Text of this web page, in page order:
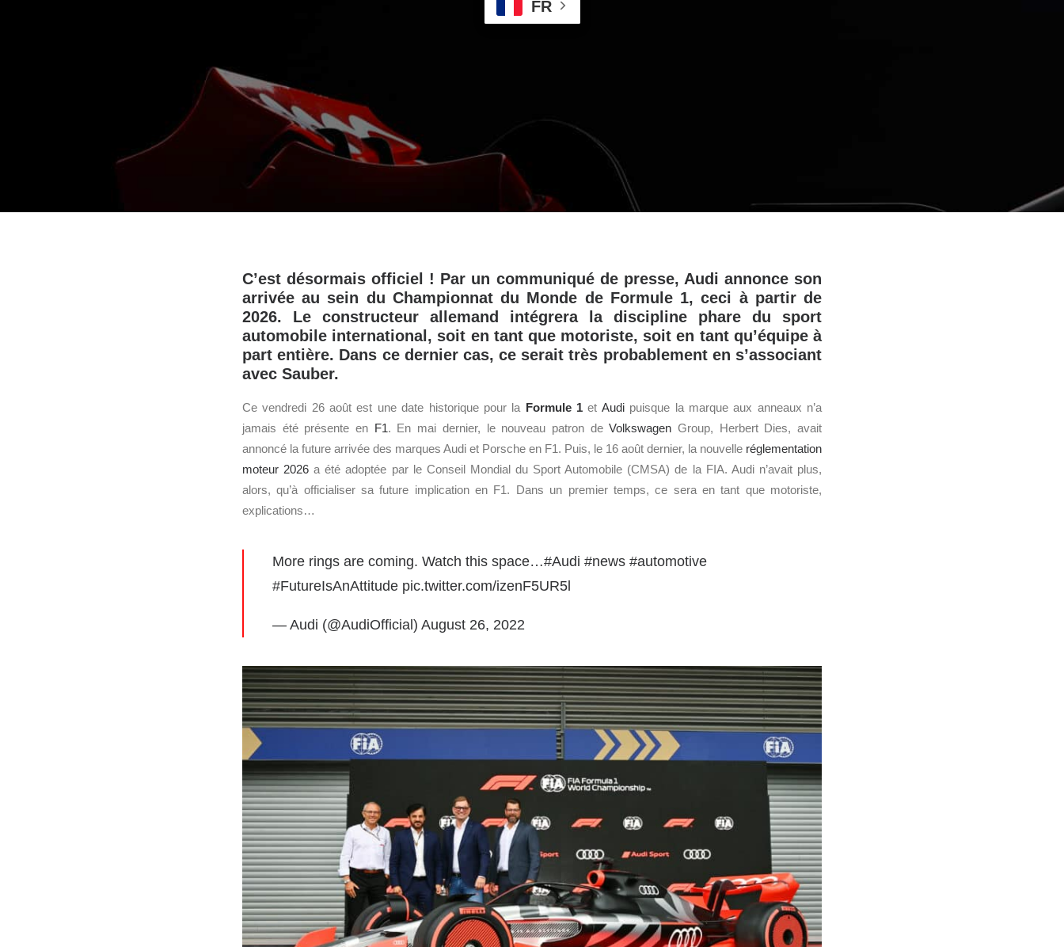
FR
C’est désormais officiel ! Par un communiqué de presse, Audi annonce son
arrivée au sein du Championnat du Monde de Formule 1, ceci à partir de
2026. Le constructeur allemand intégrera la discipline phare du sport
automobile international, soit en tant que motoriste, soit en tant qu’équipe à
part entière. Dans ce dernier cas, ce serait très probablement en s’associant
avec Sauber.
Ce vendredi 26 août est une date historique pour la Formule 1 et Audipuisque la marque aux anneaux n’a
jamais été présente en F1. En mai dernier, le nouveau patron deVolkswagen Group, Herbert Dies, avait
annoncé la future arrivée des marques Audi et Porsche en F1. Puis, le 16 août dernier, la nouvelle réglementation
moteur 2026 a été adoptée par le Conseil Mondial du Sport Automobile (CMSA) de la FIA. Audi n’avait plus,
alors, qu’à officialiser sa future implication en F1. Dans un premier temps, ce sera en tant que motoriste,
explications…
More rings are coming. Watch this space…#Audi #news #automotive
#FutureIsAnAttitude pic.twitter.com/izenF5UR5l
— Audi (@AudiOfficial) August 26, 2022